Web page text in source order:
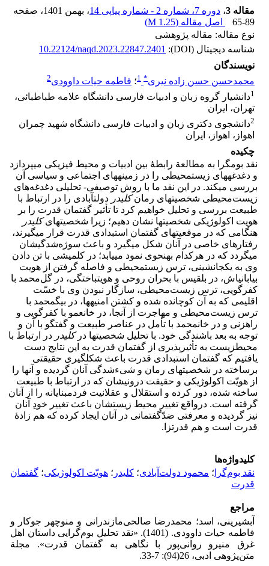
مقاله 3
، دوره 7، شماره 2 - شماره پیاپی 14 ، بهمن 1401
، صفحه
65-89
اصل مقاله (1.25 M
)
نوع مقاله: مقاله پژوهشی
شناسه دیجیتال (DOI):
10.22124/naqd.2023.22847.2401
نویسندگان
محمدحسن حسن زاده نیری*
1؛ فاطمه حیات داوودی2
1دانشیار گروه زبان و ادبیات فارسی دانشگاه علامه طباطبائی،
تهران، ایران
2دانشجوی دکتری زبان و ادبیات فارسی دانشگاه شهید چمران
اهواز، اهواز، ایران
چکیده
نقد بوم­گرا به مطالعة رابطۀ بین ادبیات و محیط فیزیکی می­پردازد
و دغدغه­های زیست­محیطی را در زمینه­های اجتماعی و سیاسی آن
بررسی می­کند. در این نقد ما با روش توصیفی- تحلیلی دغدغه‌های
زیست‌محیطی شخصیت­های رمانکلیدر دولت­آبادی را در ارتباط با
طبیعت بررسی و تحلیل خواهیم کرد تا تأثیر گفتمان­ قدرت را بر
هویت اکولوژیکی شخصیت­ها نشان دهیم؛ زیرا شخصیت­هایکلیدر
هنگامی که در موقعیت­های گفتمان استبدادی قدرت قرار می­گیرند،
رفتارهای خاصی در آنان شکل­ می­گیرد و باعث سوژه‌شدگی­شان
می­گردد که در هرکدام به­نحوی نمود می­یابد؛ در کلمیشی با تن دادن
وی به یکجانشینی، ترس زیست­محیطی و فاصله گرفتن از هویت
بیابانی­اش، در بلقیس با بحران روحی و هویت­باختگی، در گل‌محمد با
کفرگویی، ترس زیست‌محیطی، سازگار نبودن وی با خسّت
اقلیمی که به آن کوچانده شده­ و کشتن امنیه­ها، در بیگ­محمد با
ترس زیست‌محیطی و مهاجرت از آ­نجا، در خان­عمو با کفرگویی و
راهزنی و در خان­محمد با تأمل در عناصر طبیعت و گفتگو با آن و
توجه به بعد باشندگی خود. با تحلیل شخصیت­ها درکلیدر در ارتباط با
محیط­زیست به تأثیرپذیری از گفتمان قدرت به این نتایج دست
یافتیم که گفتمان­ استبدادی قدرت باعث شکل­گیری حقیقتی
برساخته در شخصیت­های رمان و شیء­شدگی آنان گردیده و آنها را
از هویّت اکولوژیکی­ و حقیقت درونی­شان که در ارتباط با طبیعت
ساخته شده، دور کرده و استقلال و عقلانیت فردمبنایانه را از آنان
گرفته است. درواقع تغییر محیط زیستشان باعث تغییر خودِ آنان
نیز گردیده و معرفتی ضدّگفتمانی در آنان ایجاد کرده ­که هم زادۀ
قدرت است و هم قدرت­زا.
کلیدواژه‌ها
نقد بوم‌گرا ؛ محمود دولت‌آبادی؛ کلیدر ؛ هویّت اکولوژیکی؛ گفتمان
قدرت
مراجع
آبشیرینی، اسد؛ محمدرضا صالحی‌مازندرانی و منوچهر جوکار و
فاطمه حیات داوودی. (1401). «نقد تحلیل بوم‌گرایی داستان اهل
غرق منیرو روانی‌پور با نگاهی به گفتمان قدرت». مجلة
متن‌پژوهی ادبی، 26(94): 7-33.